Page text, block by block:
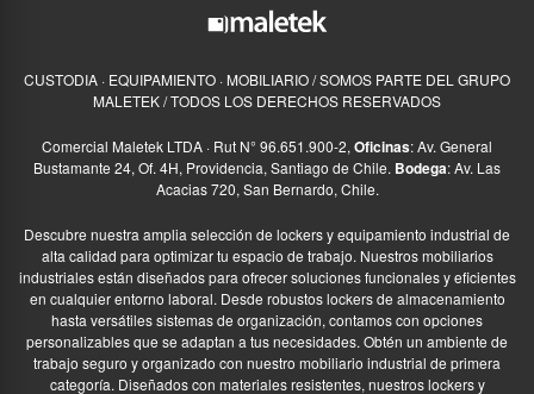
CUSTODIA · EQUIPAMIENTO · MOBILIARIO / SOMOS PARTE DEL GRUPO
MALETEK / TODOS LOS DERECHOS RESERVADOS
Comercial Maletek LTDA · Rut N° 96.651.900-2,Oficinas: Av. General
Bustamante 24, Of. 4H, Providencia, Santiago de Chile. Bodega: Av. Las
Acacias 720, San Bernardo, Chile.
Descubre nuestra amplia selección de lockers y equipamiento industrial de
alta calidad para optimizar tu espacio de trabajo. Nuestros mobiliarios
industriales están diseñados para ofrecer soluciones funcionales y eficientes
en cualquier entorno laboral. Desde robustos lockers de almacenamiento
hasta versátiles sistemas de organización, contamos con opciones
personalizables que se adaptan a tus necesidades. Obtén un ambiente de
trabajo seguro y organizado con nuestro mobiliario industrial de primera
categoría. Diseñados con materiales resistentes, nuestros lockers y